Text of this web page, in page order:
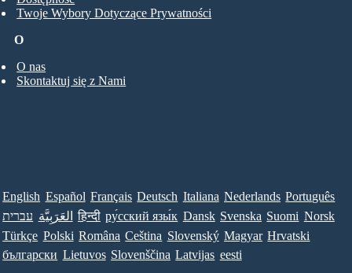
O
O nas
Skontaktuj się z Nami
Twoje Wybory Dotyczące Prywatności
English Español Français Deutsch Italiana Nederlands Português
עברית العَرَبِيَّة हिन्दी ру́сский язы́к Dansk Svenska Suomi Norsk
Türkçe Polski Româna Ceština Slovenský Magyar Hrvatski
български Lietuvos Slovenščina Latvijas eesti